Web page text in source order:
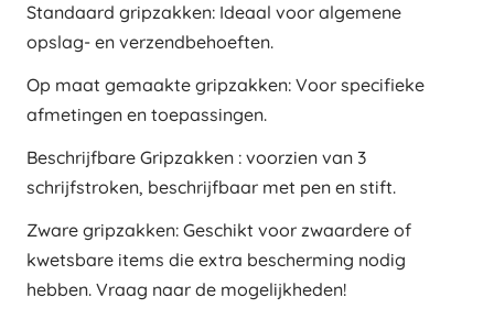
Standaard gripzakken: Ideaal voor algemene
opslag- en verzendbehoeften.
Op maat gemaakte gripzakken: Voor specifieke
afmetingen en toepassingen.
Beschrijfbare Gripzakken : voorzien van 3
schrijfstroken, beschrijfbaar met pen en stift.
Zware gripzakken: Geschikt voor zwaardere of
kwetsbare items die extra bescherming nodig
hebben. Vraag naar de mogelijkheden!